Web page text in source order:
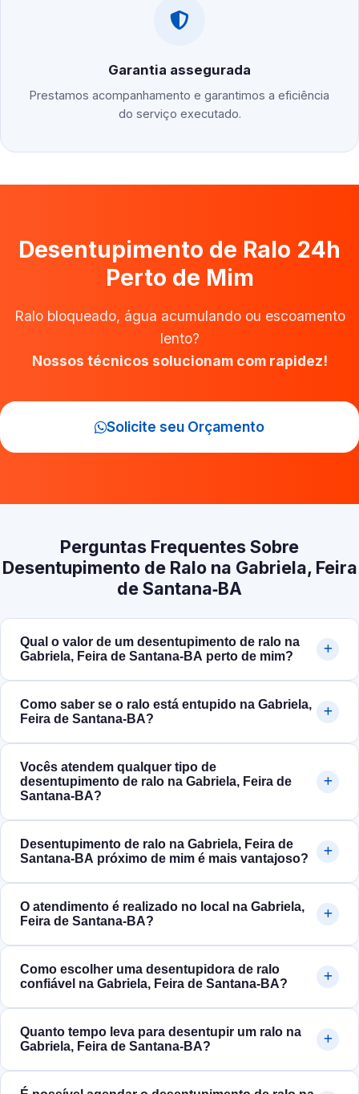
Garantia assegurada
Prestamos acompanhamento e garantimos a eficiência
do serviço executado.
Desentupimento de Ralo 24h
Perto de Mim
Ralo bloqueado, água acumulando ou escoamento
lento?
Nossos técnicos solucionam com rapidez!
Solicite seu Orçamento
Perguntas Frequentes Sobre
Desentupimento de Ralo na Gabriela, Feira
de Santana‑BA
Qual o valor de um desentupimento de ralo na
Gabriela, Feira de Santana‑BA perto de mim?
Como saber se o ralo está entupido na Gabriela,
Feira de Santana‑BA?
Vocês atendem qualquer tipo de
desentupimento de ralo na Gabriela, Feira de
Santana‑BA?
Desentupimento de ralo na Gabriela, Feira de
Santana‑BA próximo de mim é mais vantajoso?
O atendimento é realizado no local na Gabriela,
Feira de Santana‑BA?
Como escolher uma desentupidora de ralo
confiável na Gabriela, Feira de Santana‑BA?
Quanto tempo leva para desentupir um ralo na
Gabriela, Feira de Santana‑BA?